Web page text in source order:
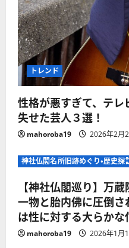
トレンド
性格が悪すぎて、テ
失せた芸人３選！
mahoroba19 2026年2月
神社仏閣名所旧跡めぐり・歴史探
【神社仏閣巡り】万
一物と胎内佛に圧倒
は性に対する大らかな
mahoroba19 2026年1月